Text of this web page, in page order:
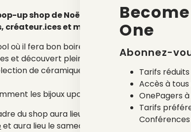
up shop de Noël XMAS SELECTAse
et marques indépendantes,
où il fera bon boire un chocolat chaud, un
et découvert plein d’artistes, créateur.ices et
de céramiques, illustrations encadrées,
les bijoux upcyclés de deux créatrices
du shop aura lieu un atelier d’upcycling
et aura lieu le samedi 9 décembre sur trois
One
Abonnez-
Tarifs
Accès à
OnePagers
Tarifs
Conférences